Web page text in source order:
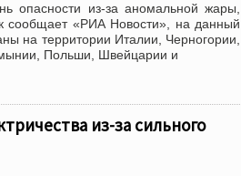
опасности из-за аномальной жары,
сообщает «РИА Новости», на данный
на территории Италии, Черногории,
Польши, Швейцарии и
из-за сильного